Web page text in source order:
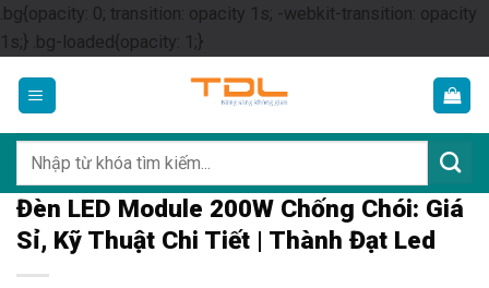
.bg{opacity: 0; transition: opacity 1s; -webkit-transition: opacity
1s;} .bg-loaded{opacity: 1;}Skip
content
kiếm:
Đèn LED Module 200W Chống Chói: Giá
Sỉ, Kỹ Thuật Chi Tiết | Thành Đạt Led